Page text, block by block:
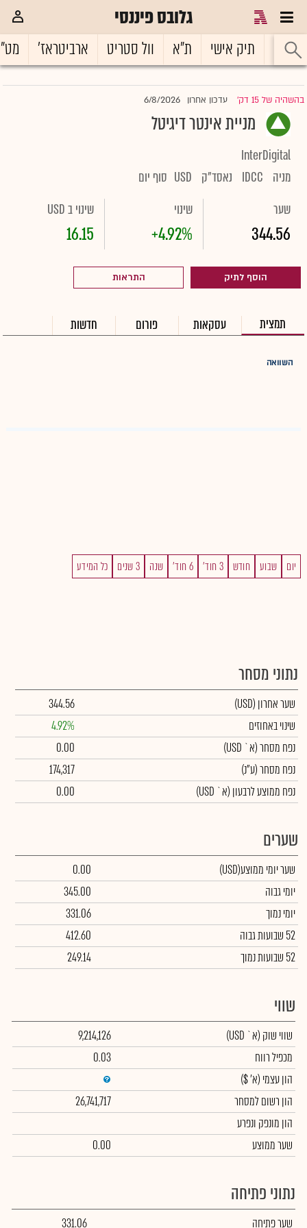
גלובס פיננסי
ראשי תיק אישי ת"א וול סטריט ארביטראז'
בהשהיה של 15 דק' |עדכון אחרון 6/8/2026
מניית אינטר דיגיטל
InterDigital
מניה
IDCC נאסד"ק USD סוף יום
שער
344.56
שינוי
+4.92%
שינוי ב USD
16.15
הוסף לתיק התראות
תמצית עסקאות פורום חדשות
השוואה
יום שבוע חודש 3 חוד' 6 חוד' שנה 3 שנים כל המידע
נתוני מסחר
שער אחרון (USD)
344.56
שינוי באחוזים
4.92%
נפח מסחר(א` USD)
0.00
נפח מסחר(ע"נ)
174,317
נפח ממוצע לרבעון (א` USD)
0.00
שערים
שער יומי ממוצע(USD)
0.00
יומי גבוה
345.00
יומי נמוך
331.06
52 שבועות גבוה
412.60
52 שבועות נמוך
249.14
שווי
שווי שוק (א` USD)
9,214,126
מכפיל רווח
0.03
הון עצמי (א' $)
הון רשום למסחר
26,741,717
הון מונפק ונפרע
שער ממוצע
0.00
נתוני פתיחה
שער פתיחה 331.06